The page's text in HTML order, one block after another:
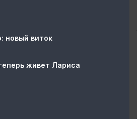
новый виток
живет Лариса